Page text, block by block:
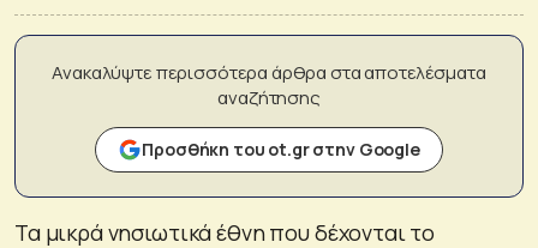
Ανακαλύψτε περισσότερα άρθρα στα αποτελέσματα
αναζήτησης
Προσθήκη του ot.gr στην Google
Τα μικρά νησιωτικά έθνη που δέχονται το